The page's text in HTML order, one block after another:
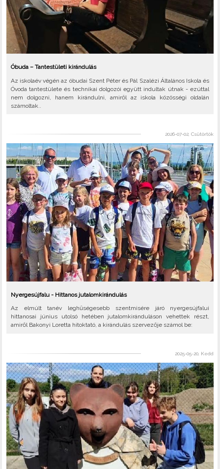
Óbuda – Tantestületi kirándulás
Az iskolaév végén az óbudai Szent Péter és Pál Szalézi Általános Iskola és
Óvoda tantestülete és technikai dolgozói együtt indultak útnak - ezúttal
nem dolgozni, hanem kirándulni, amiről az iskola közösségi oldalán
számoltak..
2026-07-02, Csütörtök
Nyergesújfalu - Hittanos jutalomkirándulás
Az elmúlt tanév leghűségesebb szentmisére járó nyergesújfalui
hittanosai június utolsó hetében jutalomkiránduláson vehettek részt,
amiről Bakonyi Loretta hitoktató, a kirándulás szervezője számol be:
2025-05-20, Kedd